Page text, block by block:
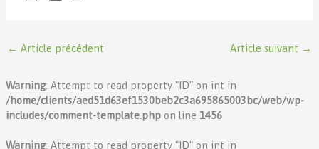
← Article précédent Article suivant →
Warning: Attempt to read property "ID" on int in
/home/clients/aed51d63ef1530beb2c3a695865003bc/web/wp-
includes/comment-template.phpon line 1456
Warning: Attempt to read property "ID" on int in